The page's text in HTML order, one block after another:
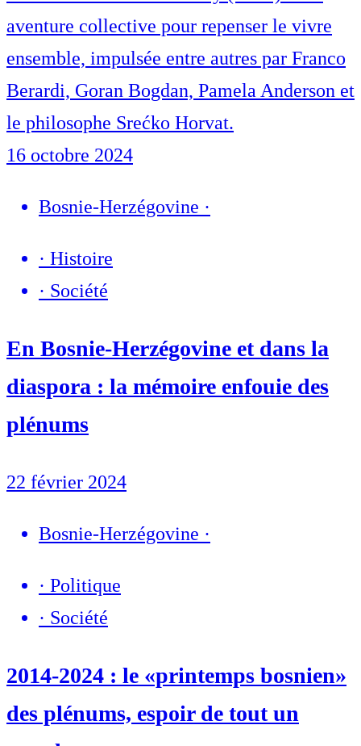
aventure collective pour repenser le vivre
ensemble, impulsée entre autres par Franco
Berardi, Goran Bogdan, Pamela Anderson et
le philosophe Srećko Horvat.
16 octobre 2024
Bosnie-Herzégovine ·
· Histoire
· Société
En Bosnie-Herzégovine et dans la
diaspora : la mémoire enfouie des
plénums
22 février 2024
Bosnie-Herzégovine ·
· Politique
· Société
2014-2024 : le «printemps bosnien»
des plénums, espoir de tout un